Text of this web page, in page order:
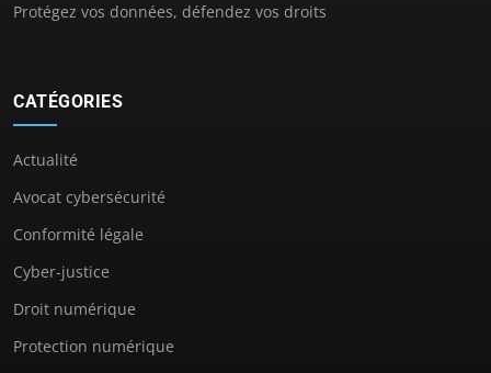
Protégez vos données, défendez vos droits
CATÉGORIES
Actualité
Avocat cybersécurité
Conformité légale
Cyber-justice
Droit numérique
Protection numérique